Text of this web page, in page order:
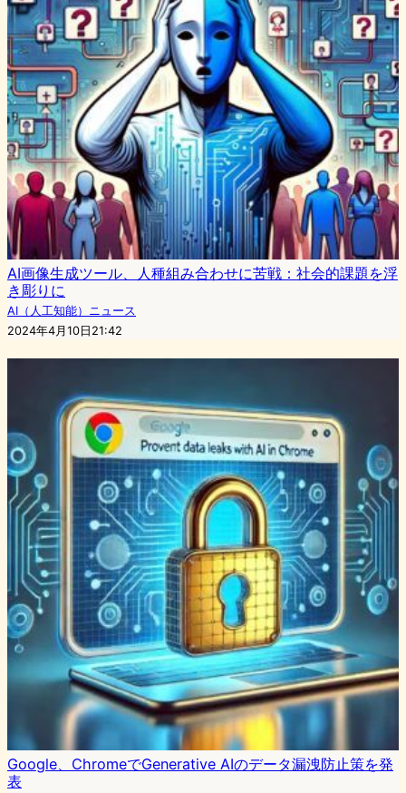
AI画像生成ツール、人種組み合わせに苦戦：社会的課題を浮
き彫りに
AI（人工知能）ニュース
2024年4月10日21:42
Google、ChromeでGenerative AIのデータ漏洩防止策を発
表